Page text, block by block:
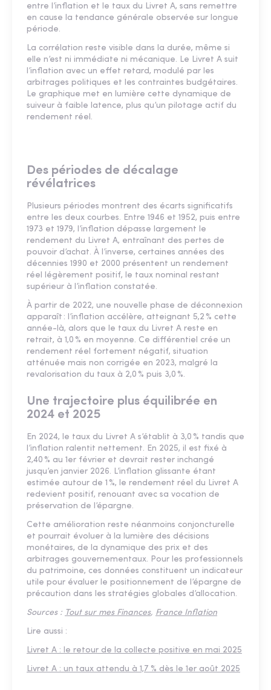
entre l’inflation et le taux du Livret A, sans remettre
en cause la tendance générale observée sur longue
période.
La corrélation reste visible dans la durée, même si
elle n’est ni immédiate ni mécanique. Le Livret A suit
l’inflation avec un effet retard, modulé par les
arbitrages politiques et les contraintes budgétaires.
Le graphique met en lumière cette dynamique de
suiveur à faible latence, plus qu’un pilotage actif du
rendement réel.
Des périodes de décalage
révélatrices
Plusieurs périodes montrent des écarts significatifs
entre les deux courbes. Entre 1946 et 1952, puis entre
1973 et 1979, l’inflation dépasse largement le
rendement du Livret A, entraînant des pertes de
pouvoir d’achat. À l’inverse, certaines années des
décennies 1990 et 2000 présentent un rendement
réel légèrement positif, le taux nominal restant
supérieur à l’inflation constatée.
À partir de 2022, une nouvelle phase de déconnexion
apparaît : l’inflation accélère, atteignant 5,2 % cette
année-là, alors que le taux du Livret A reste en
retrait, à 1,0 % en moyenne. Ce différentiel crée un
rendement réel fortement négatif, situation
atténuée mais non corrigée en 2023, malgré la
revalorisation du taux à 2,0 % puis 3,0 %.
Une trajectoire plus équilibrée en
2024 et 2025
En 2024, le taux du Livret A s’établit à 3,0 % tandis que
l’inflation ralentit nettement. En 2025, il est fixé à
2,40 % au 1er février et devrait rester inchangé
jusqu’en janvier 2026. L’inflation glissante étant
estimée autour de 1 %, le rendement réel du Livret A
redevient positif, renouant avec sa vocation de
préservation de l’épargne.
Cette amélioration reste néanmoins conjoncturelle
et pourrait évoluer à la lumière des décisions
monétaires, de la dynamique des prix et des
arbitrages gouvernementaux. Pour les professionnels
du patrimoine, ces données constituent un indicateur
utile pour évaluer le positionnement de l’épargne de
précaution dans les stratégies globales d’allocation.
Sources : Tout sur mes Finances, France Inflation
Lire aussi :
Livret A : le retour de la collecte positive en mai 2025
Livret A : un taux attendu à 1,7 % dès le 1er août 2025